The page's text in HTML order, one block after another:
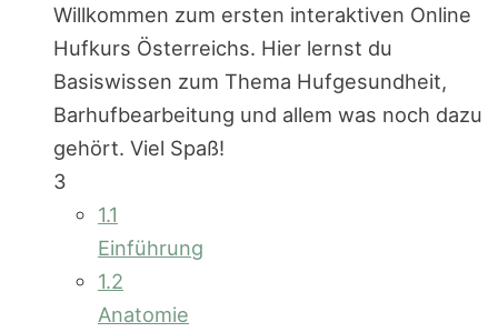
Willkommen zum ersten interaktiven Online
Hufkurs Österreichs. Hier lernst du
Basiswissen zum Thema Hufgesundheit,
Barhufbearbeitung und allem was noch dazu
gehört. Viel Spaß!
3
1.1
Einführung
1.2
Anatomie